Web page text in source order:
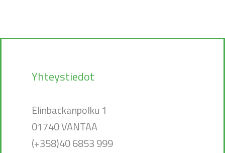
Yhteystiedot
Elinbackanpolku 1
01740 VANTAA
(+358)40 6853 999